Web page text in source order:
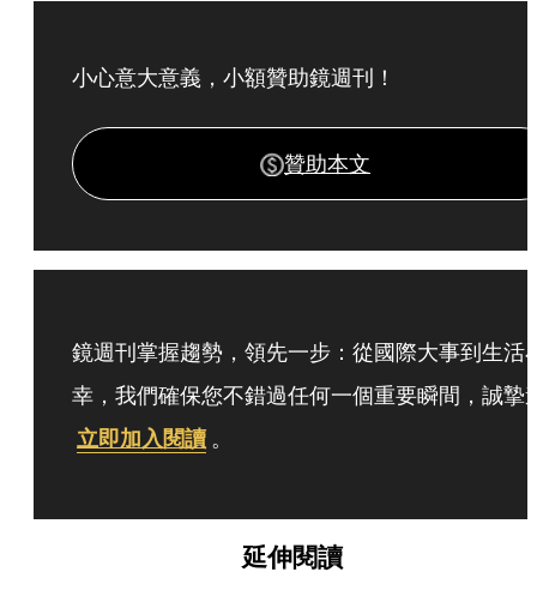
小心意大意義，小額贊助鏡週刊！
贊助本文
鏡週刊掌握趨勢，領先一步：從國際大事到生活
幸，我們確保您不錯過任何一個重要瞬間，誠摯
立即加入閱讀 。
延伸閱讀